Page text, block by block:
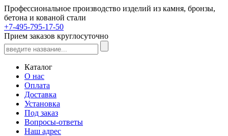
Профессиональное производство изделий из камня, бронзы,
бетона и кованой стали
+7-495-795-17-50
Прием заказов круглосуточно
Каталог
О нас
Оплата
Доставка
Установка
Под заказ
Вопросы-ответы
Наш адрес